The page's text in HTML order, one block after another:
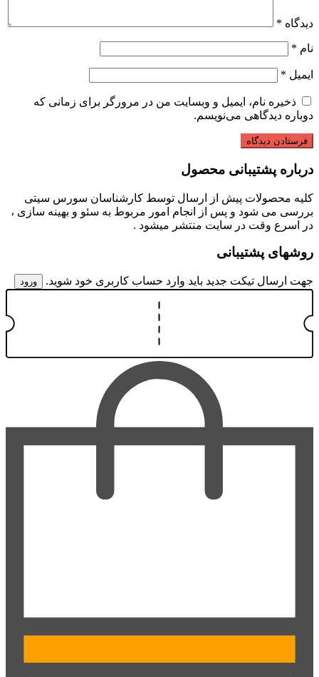
دیدگاه *
نام *
ایمیل *
ذخیره نام، ایمیل و وبسایت من در مرورگر برای زمانی که
دوباره دیدگاهی می‌نویسم.
درباره پشتیبانی محصول
کلیه محصولات پیش از ارسال توسط کارشناسان سورس سیتی
بررسی می شود و پس از انجام امور مربوط به سئو و بهینه سازی ،
در اسرع وقت در سایت منتشر میشود .
روشهای پشتیبانی
جهت ارسال تیکت جدید باید وارد حساب کاربری خود شوید. ورود